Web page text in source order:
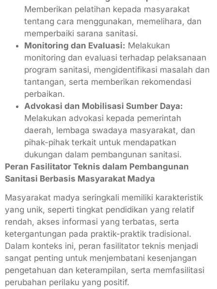
Memberikan pelatihan kepada masyarakat
tentang cara menggunakan, memelihara, dan
memperbaiki sarana sanitasi.
Monitoring dan Evaluasi: Melakukan
monitoring dan evaluasi terhadap pelaksanaan
program sanitasi, mengidentifikasi masalah dan
tantangan, serta memberikan rekomendasi
perbaikan.
Advokasi dan Mobilisasi Sumber Daya:
Melakukan advokasi kepada pemerintah
daerah, lembaga swadaya masyarakat, dan
pihak-pihak terkait untuk mendapatkan
dukungan dalam pembangunan sanitasi.
Peran Fasilitator Teknis dalam Pembangunan
Sanitasi Berbasis Masyarakat Madya
Masyarakat madya seringkali memiliki karakteristik
yang unik, seperti tingkat pendidikan yang relatif
rendah, akses informasi yang terbatas, serta
ketergantungan pada praktik-praktik tradisional.
Dalam konteks ini, peran fasilitator teknis menjadi
sangat penting untuk menjembatani kesenjangan
pengetahuan dan keterampilan, serta memfasilitasi
perubahan perilaku yang positif.